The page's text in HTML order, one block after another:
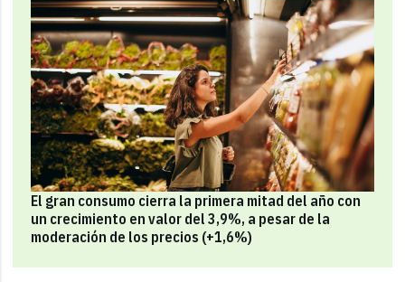
El gran consumo cierra la primera mitad del año con
un crecimiento en valor del 3,9%, a pesar de la
moderación de los precios (+1,6%)